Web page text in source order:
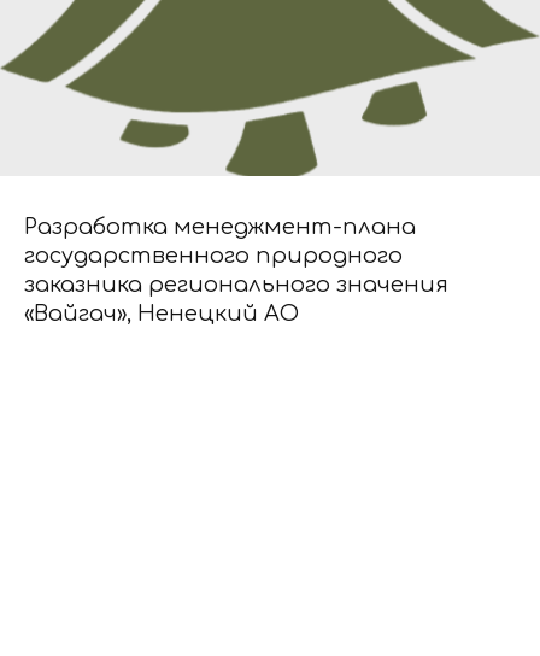
Разработка менеджмент-плана
государственного природного
заказника регионального значения
«Вайгач», Ненецкий АО